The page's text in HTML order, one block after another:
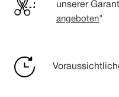
unserer
angeboten"